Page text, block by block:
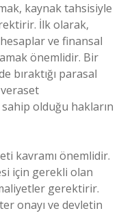
kaynak tahsisiyle
İlk olarak,
ve finansal
önemlidir. Bir
bıraktığı parasal
olduğu hakların
kavramı önemlidir.
için gerekli olan
gerektirir.
onayı ve devletin